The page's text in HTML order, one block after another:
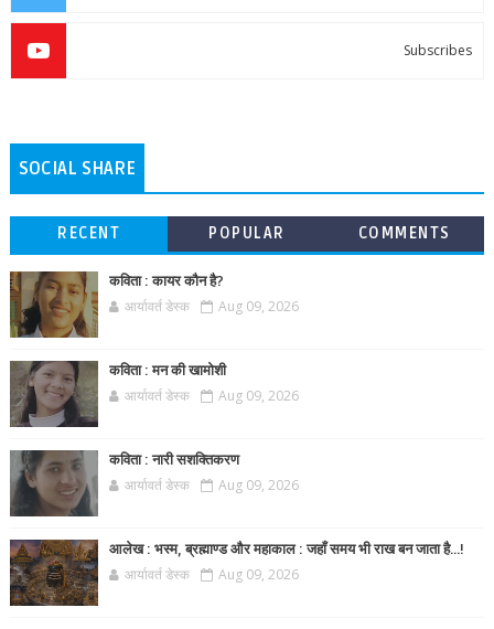
Subscribes
SOCIAL SHARE
RECENT POPULAR COMMENTS
कविता : कायर कौन है?
आर्यावर्त डेस्क Aug 09, 2026
कविता : मन की खामोशी
आर्यावर्त डेस्क Aug 09, 2026
कविता : नारी सशक्तिकरण
आर्यावर्त डेस्क Aug 09, 2026
आलेख : भस्म, ब्रह्माण्ड और महाकाल : जहाँ समय भी राख बन जाता है...!
आर्यावर्त डेस्क Aug 09, 2026